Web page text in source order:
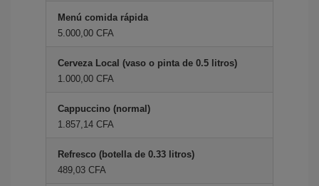
Menú comida rápida
5.000,00 CFA
Cerveza Local (vaso o pinta de 0.5 litros)
1.000,00 CFA
Cappuccino (normal)
1.857,14 CFA
Refresco (botella de 0.33 litros)
489,03 CFA